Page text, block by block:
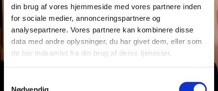
din brug af vores hjemmeside med vores partnere inden
for sociale medier, annonceringspartnere og
analysepartnere. Vores partnere kan kombinere disse
data med andre oplysninger, du har givet dem, eller som
de har indsamlet fra din brug af deres tjenester.
Nødvendig